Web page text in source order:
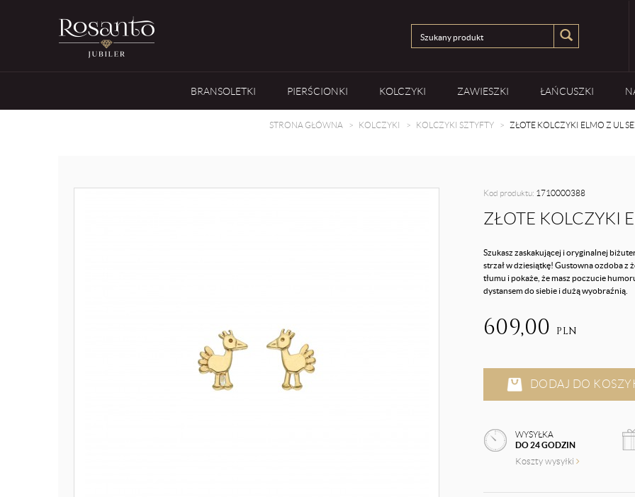
BRANSOLETKI PIERŚCIONKI KOLCZYKI ZAWIESZKI ŁAŃCUSZKI
STRONA GŁÓWNA KOLCZYKI KOLCZYKI SZTYFTY ZŁOTE KOLCZYKI ELMO Z UL
Kod produktu: 1710000388
ZŁOTE KOLCZYKI
Szukasz zaskakującej i oryginalnej
strzał w dziesiątkę! Gustowna ozdoba z
tłumu i pokaże, że masz poczucie
dystansem do siebie i dużą wyobraźnią.
609,00 PLN
DODAJ DO
WYSYŁKA
DO 24 GODZIN
Koszty wysyłki